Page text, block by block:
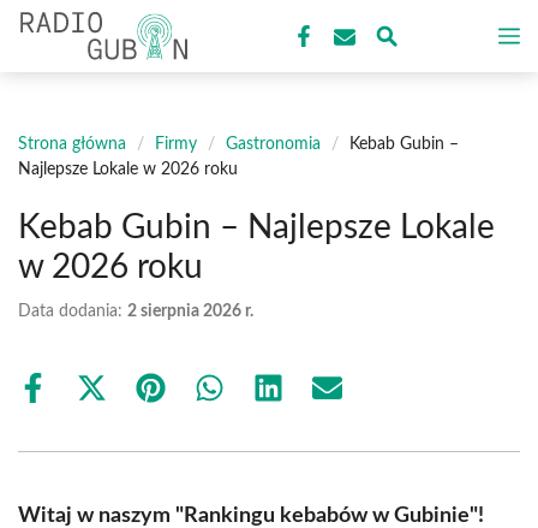
Przejdź
treści
Strona główna / Firmy / Gastronomia /
Kebab Gubin –
Najlepsze Lokale w 2026 roku
Kebab Gubin – Najlepsze Lokale
w 2026 roku
Data dodania: 2 sierpnia 2026 r.
Share
Share
(Twitter)
Share Share Share Share
Witaj w naszym "Rankingu kebabów w Gubinie"!